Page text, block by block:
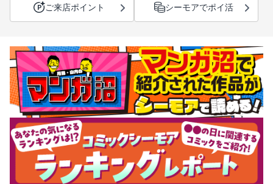
ご来店ポイント シーモアでポイ活